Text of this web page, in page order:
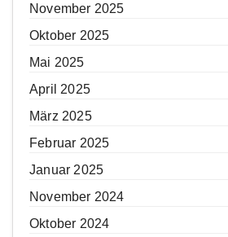
November 2025
Oktober 2025
Mai 2025
April 2025
März 2025
Februar 2025
Januar 2025
November 2024
Oktober 2024